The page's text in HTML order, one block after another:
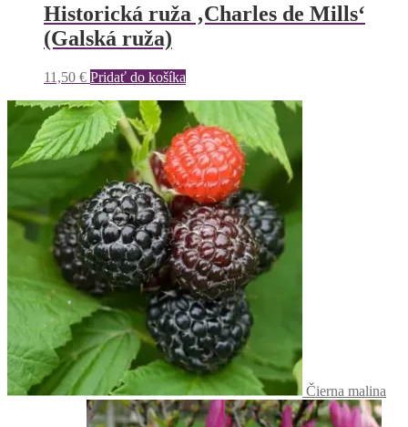
Historická ruža ‚Charles de Mills‘
(Galská ruža)
11,50 € Pridať do košíka
Čierna malina